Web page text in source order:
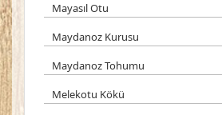
Mayasıl Otu
Maydanoz Kurusu
Maydanoz Tohumu
Melekotu Kökü